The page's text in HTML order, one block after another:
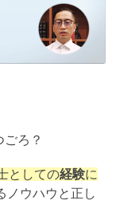
ろ？
としての経験に
ノウハウと正し